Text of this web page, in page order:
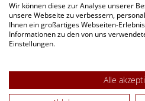
Du findest bremerwein.de
Wir können diese zur Analyse unserer
unsere Webseite zu verbessern,
Ihnen ein großartiges Webseiten-
Informationen zu den von uns
Einstellungen.
Alle